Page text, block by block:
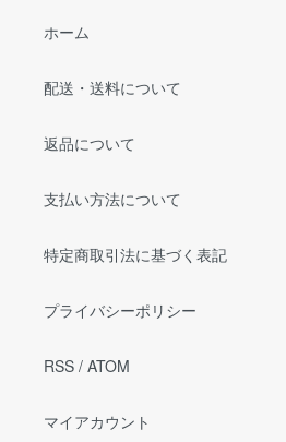
ホーム
配送・送料について
返品について
支払い方法について
特定商取引法に基づく表記
プライバシーポリシー
RSS / ATOM
マイアカウント